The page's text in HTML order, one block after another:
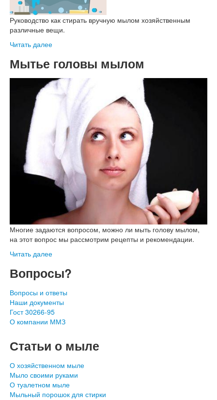
Руководство как стирать вручную мылом хозяйственным
различные вещи.
Читать далее
Мытье головы мылом
Многие задаются вопросом, можно ли мыть голову мылом,
на этот вопрос мы рассмотрим рецепты и рекомендации.
Читать далее
Вопросы?
Вопросы и ответы
Наши документы
Гост 30266-95
О компании ММЗ
Статьи о мыле
О хозяйственном мыле
Мыло своими руками
О туалетном мыле
Мыльный порошок для стирки